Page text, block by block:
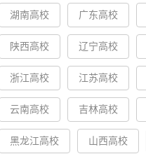
湖南高校 广东高校
陕西高校 辽宁高校
浙江高校 江苏高校
云南高校 吉林高校
黑龙江高校 山西高校